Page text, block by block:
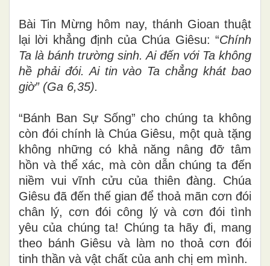
Bài Tin Mừng hôm nay, thánh Gioan thuật
lại lời khẳng định của Chúa Giêsu: “Chính
Ta là bánh trường sinh. Ai đến với Ta không
hề phải đói. Ai tin vào Ta chẳng khát bao
giờ” (Ga 6,35).
“Bánh Ban Sự Sống” cho chúng ta không
còn đói chính là Chúa Giêsu, một quà tặng
không những có khả năng nâng đỡ tâm
hồn và thể xác, mà còn dẫn chúng ta đến
niềm vui vĩnh cửu của thiên đàng. Chúa
Giêsu đã đến thế gian để thoả mãn cơn đói
chân lý, cơn đói công lý và cơn đói tình
yêu của chúng ta! Chúng ta hãy đi, mang
theo bánh Giêsu và làm no thoả cơn đói
tinh thần và vật chất của anh chị em mình.